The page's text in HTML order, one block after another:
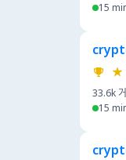
15
33.6k
15